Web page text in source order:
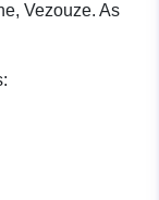
Vezouze. As